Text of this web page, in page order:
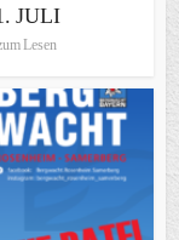
JULI
Lesen